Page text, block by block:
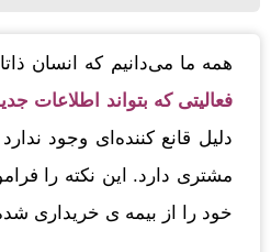
همه ما می‌دانیم که انسان
فعالیتی که بتواند اطلاعات
دلیل قانع کننده‌ای وجود
مشتری دارد. این نکته را
خود را از بیمه ی خریداری